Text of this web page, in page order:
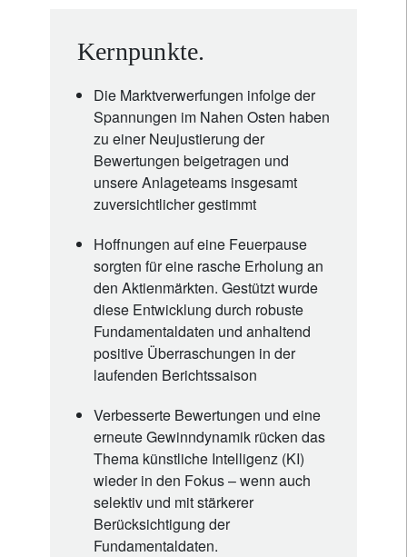
Kernpunkte.
Die Marktverwerfungen infolge der
Spannungen im Nahen Osten haben
zu einer Neujustierung der
Bewertungen beigetragen und
unsere Anlageteams insgesamt
zuversichtlicher gestimmt
Hoffnungen auf eine Feuerpause
sorgten für eine rasche Erholung an
den Aktienmärkten. Gestützt wurde
diese Entwicklung durch robuste
Fundamentaldaten und anhaltend
positive Überraschungen in der
laufenden Berichtssaison
Verbesserte Bewertungen und eine
erneute Gewinndynamik rücken das
Thema künstliche Intelligenz (KI)
wieder in den Fokus – wenn auch
selektiv und mit stärkerer
Berücksichtigung der
Fundamentaldaten.